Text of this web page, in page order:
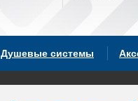
Душевые системы